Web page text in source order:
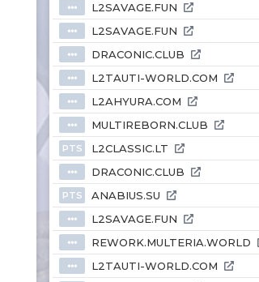
⦁⦁⦁ L2SAVAGE.FUN
⦁⦁⦁ L2SAVAGE.FUN
⦁⦁⦁ DRACONIC.CLUB
⦁⦁⦁ L2TAUTI-WORLD.COM
⦁⦁⦁ L2AHYURA.COM
⦁⦁⦁ MULTIREBORN.CLUB
PTS L2CLASSIC.LT
⦁⦁⦁ DRACONIC.CLUB
PTS ANABIUS.SU
⦁⦁⦁ L2SAVAGE.FUN
⦁⦁⦁ REWORK.MULTERIA.WORLD
⦁⦁⦁ L2TAUTI-WORLD.COM